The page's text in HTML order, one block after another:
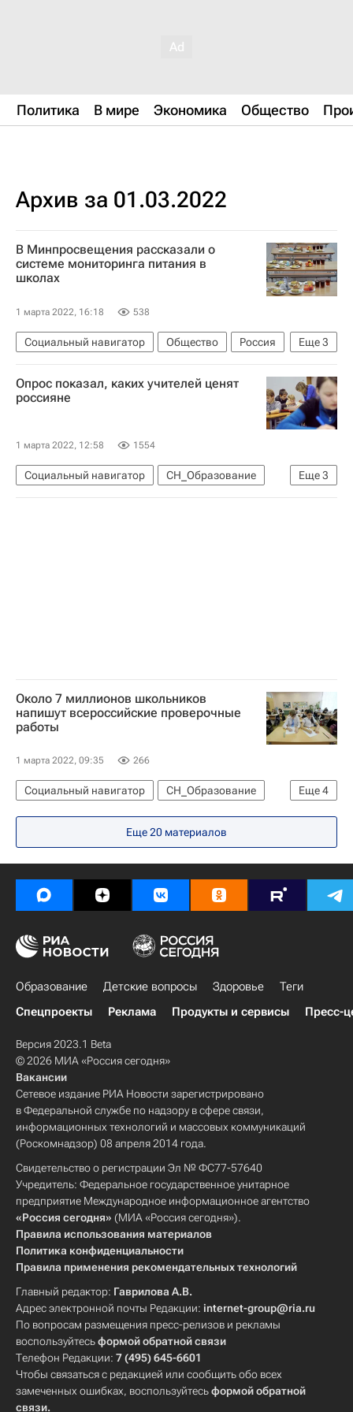
Политика В мире Экономика Общество
Архив за 01.03.2022
В Минпросвещения рассказали о
системе мониторинга питания в
школах
1 марта 2022, 16:18 538
Еще3
Социальный навигатор Общество
Россия
СН_Образование
Министерство просвещения России (Минпросвещения России)
Опрос показал, каких учителей ценят
россияне
1 марта 2022, 12:58 1554
Еще3
Социальный навигатор
СН_Образование
Общество
Россия ВЦИОМ
Около 7 миллионов школьников
напишут всероссийские проверочные
работы
1 марта 2022, 09:35 266
Еще4
Социальный навигатор
СН_Образование
Общество
Россия
Школа
Еще 20 материалов
Образование Детские вопросы Здоровье
Теги
Спецпроекты
Реклама Продукты и сервисы Пресс-
Версия 2023.1 Beta
© 2026 МИА «Россия сегодня»
Вакансии
Сетевое издание РИА Новости зарегистрировано
в Федеральной службе по надзору в сфере связи,
информационных технологий и массовых коммуникаций
(Роскомнадзор) 08 апреля 2014 года.
Свидетельство о регистрации Эл № ФС77-57640
Учредитель: Федеральное государственное унитарное
предприятие Международное информационное агентство
«Россия сегодня» (МИА «Россия сегодня»).
Правила использования материалов
Политика конфиденциальности
Правила применения рекомендательных технологий
Главный редактор: Гаврилова А.В.
Адрес электронной почты Редакции: internet-group@ria.ru
По вопросам размещения пресс-релизов и рекламы
воспользуйтесьформой обратной связи
Телефон Редакции: 7 (495) 645-6601
Чтобы связаться с редакцией или сообщить обо всех
замеченных ошибках, воспользуйтесьформой обратной
связи.